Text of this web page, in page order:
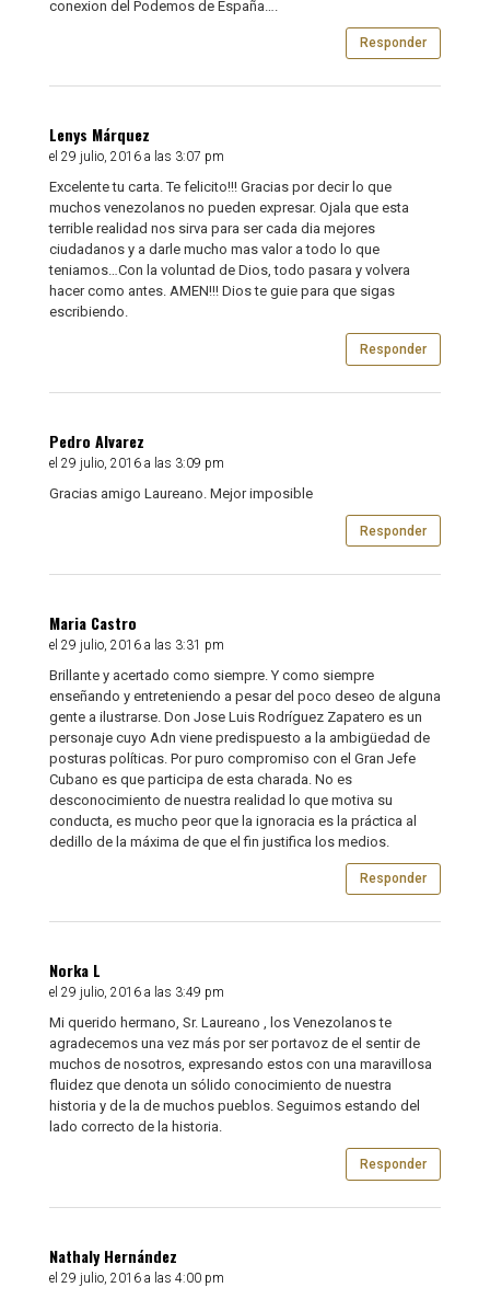
conexion del Podemos de España….
Responder
Lenys Márquez
el 29 julio, 2016 a las 3:07 pm
Excelente tu carta. Te felicito!!! Gracias por decir lo que
muchos venezolanos no pueden expresar. Ojala que esta
terrible realidad nos sirva para ser cada dia mejores
ciudadanos y a darle mucho mas valor a todo lo que
teniamos…Con la voluntad de Dios, todo pasara y volvera
hacer como antes. AMEN!!! Dios te guie para que sigas
escribiendo.
Responder
Pedro Alvarez
el 29 julio, 2016 a las 3:09 pm
Gracias amigo Laureano. Mejor imposible
Responder
Maria Castro
el 29 julio, 2016 a las 3:31 pm
Brillante y acertado como siempre. Y como siempre
enseñando y entreteniendo a pesar del poco deseo de alguna
gente a ilustrarse. Don Jose Luis Rodríguez Zapatero es un
personaje cuyo Adn viene predispuesto a la ambigüedad de
posturas políticas. Por puro compromiso con el Gran Jefe
Cubano es que participa de esta charada. No es
desconocimiento de nuestra realidad lo que motiva su
conducta, es mucho peor que la ignoracia es la práctica al
dedillo de la máxima de que el fin justifica los medios.
Responder
Norka L
el 29 julio, 2016 a las 3:49 pm
Mi querido hermano, Sr. Laureano , los Venezolanos te
agradecemos una vez más por ser portavoz de el sentir de
muchos de nosotros, expresando estos con una maravillosa
fluidez que denota un sólido conocimiento de nuestra
historia y de la de muchos pueblos. Seguimos estando del
lado correcto de la historia.
Responder
Nathaly Hernández
el 29 julio, 2016 a las 4:00 pm